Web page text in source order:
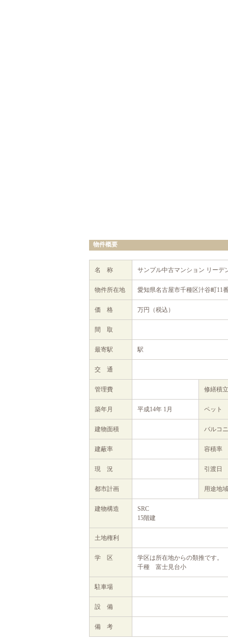
物件概要
名 称 サンプル中古マンション リーデ
物件所在地 愛知県名古屋市千種区汁谷町11
価 格 万円（税込）
間 取
最寄駅 駅
交 通
管理費 修繕積
築年月 平成14年 1月 ペット
建物面積 バルコ
建蔽率 容積率
現 況 引渡日
都市計画 用途地域
建物構造
SRC
15階建
土地権利
学 区
学区は所在地からの類推です。
千種 富士見台小
駐車場
設 備
備 考